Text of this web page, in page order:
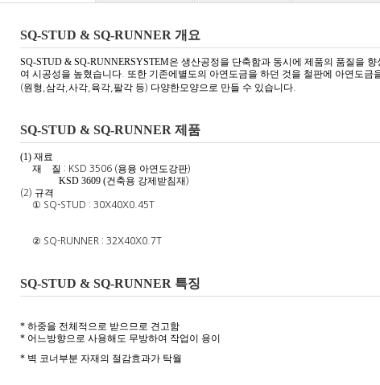
SQ-STUD & SQ-RUNNER 개요
SQ-STUD & SQ-RUNNERSYSTEM은 생산공정을 단축함과 동시에 제품의 품질을 향
여 시공성을 높혔습니다 또한 기존에별도의 아연도금을 하던 것을 철판에 아연도금
(원형 삼각 사각 육각 팔각 등) 다양한모양으로 만들 수 있습니다
SQ-STUD & SQ-RUNNER 제품
(1) 재료
재
질 : KSD 3506 (용융 아연도강판)
KSD 3609 (건축용 강제받침재 )
(2) 규격
① SQ-STUD : 30X40X0.45T
② SQ-RUNNER : 32X40X0.7T
SQ-STUD & SQ-RUNNER 특징
* 하중을 전체적으로 받으므로 견고함
* 어느방향으로 사용해도 무방하여 작업이 용이
* 벽 코너부분 자재의 절감효과가 탁월